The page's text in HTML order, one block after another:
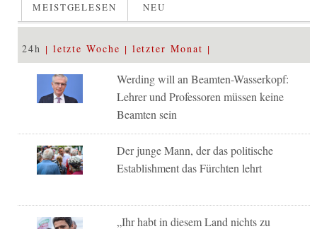
MEISTGELESEN NEU
24h letzte Woche letzter Monat
Werding will an Beamten-Wasserkopf:
Lehrer und Professoren müssen keine
Beamten sein
Der junge Mann, der das politische
Establishment das Fürchten lehrt
„Ihr habt in diesem Land nichts zu